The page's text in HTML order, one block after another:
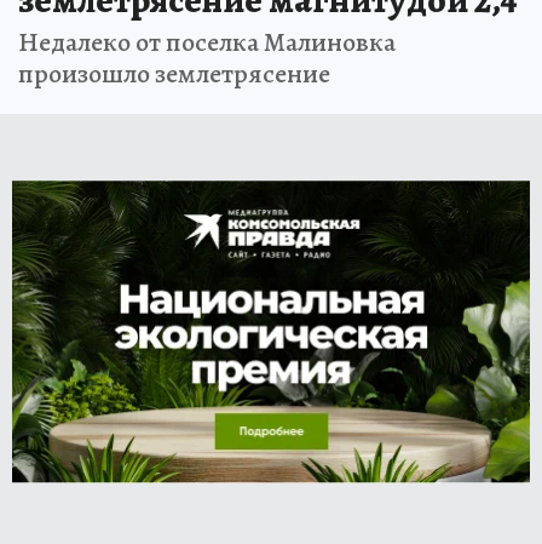
Недалеко от поселка Малиновка
произошло землетрясение